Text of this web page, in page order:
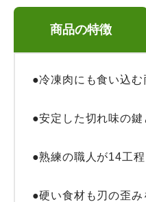
商品の特徴
●冷凍肉にも食い込む
●安定した切れ味の鍵
●熟練の職人が14工
●硬い食材も刃の歪み